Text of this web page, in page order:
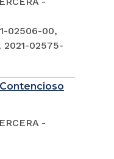
02506-00,
2021-02575-
-